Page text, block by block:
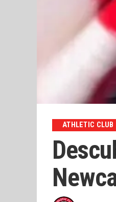
ATHLETIC CLUB